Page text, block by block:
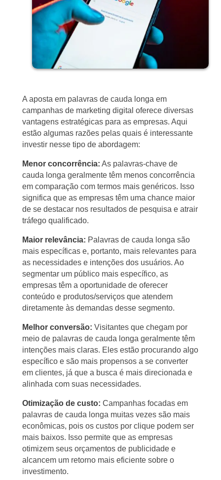
A aposta em palavras de cauda longa em
campanhas de marketing digital oferece diversas
vantagens estratégicas para as empresas. Aqui
estão algumas razões pelas quais é interessante
investir nesse tipo de abordagem:
Menor concorrência: As palavras-chave de
cauda longa geralmente têm menos concorrência
em comparação com termos mais genéricos. Isso
significa que as empresas têm uma chance maior
de se destacar nos resultados de pesquisa e atrair
tráfego qualificado.
Maior relevância: Palavras de cauda longa são
mais específicas e, portanto, mais relevantes para
as necessidades e intenções dos usuários. Ao
segmentar um público mais específico, as
empresas têm a oportunidade de oferecer
conteúdo e produtos/serviços que atendem
diretamente às demandas desse segmento.
Melhor conversão: Visitantes que chegam por
meio de palavras de cauda longa geralmente têm
intenções mais claras. Eles estão procurando algo
específico e são mais propensos a se converter
em clientes, já que a busca é mais direcionada e
alinhada com suas necessidades.
Otimização de custo: Campanhas focadas em
palavras de cauda longa muitas vezes são mais
econômicas, pois os custos por clique podem ser
mais baixos. Isso permite que as empresas
otimizem seus orçamentos de publicidade e
alcancem um retorno mais eficiente sobre o
investimento.